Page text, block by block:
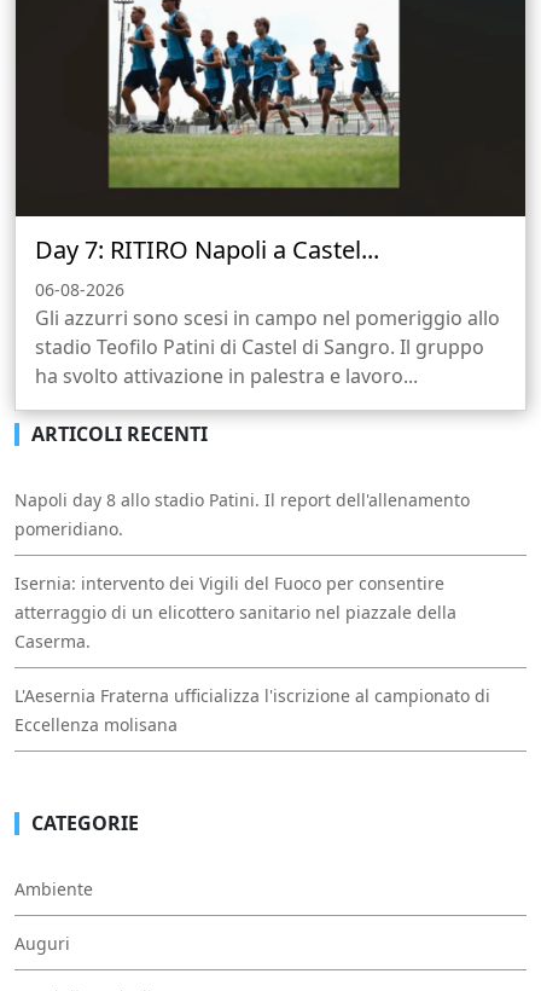
Day 7: RITIRO Napoli a Castel...
06-08-2026
Gli azzurri sono scesi in campo nel pomeriggio allo
stadio Teofilo Patini di Castel di Sangro. Il gruppo
ha svolto attivazione in palestra e lavoro...
ARTICOLI RECENTI
Napoli day 8 allo stadio Patini. Il report dell'allenamento
pomeridiano.
Isernia: intervento dei Vigili del Fuoco per consentire
atterraggio di un elicottero sanitario nel piazzale della
Caserma.
L'Aesernia Fraterna ufficializza l'iscrizione al campionato di
Eccellenza molisana
CATEGORIE
Ambiente
Auguri